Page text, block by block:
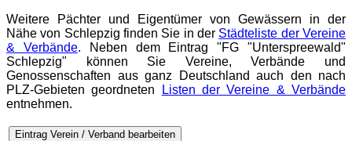
Weitere Pächter und Eigentümer von Gewässern in der
Nähe von Schlepzig finden Sie in der Städteliste der Vereine
& Verbände. Neben dem Eintrag "FG "Unterspreewald"
Schlepzig" können Sie Vereine, Verbände und
Genossenschaften aus ganz Deutschland auch den nach
PLZ-Gebieten geordneten
Listen der Vereine & Verbände
entnehmen.
Eintrag Verein / Verband bearbeiten